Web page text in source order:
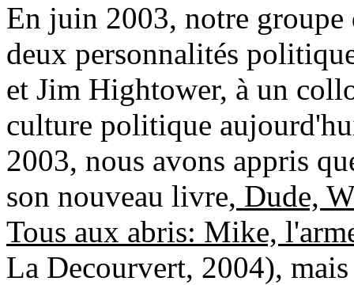
En juin 2003, notre
deux personnalités
et Jim Hightower, à un
culture politique
2003, nous avons appris
son nouveau livre, Dude,
Tous aux abris: Mike,
La Decourvert, 2004),